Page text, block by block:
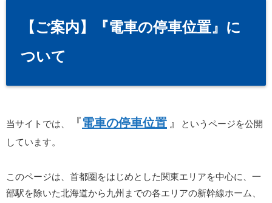
【ご案内】『電車の停車位置』に
ついて
当サイトでは、 『電車の停車位置 』
というページを公開
しています。
このページは、首都圏をはじめとした関東エリアを中心に、一
部駅を除いた北海道から九州までの各エリアの新幹線ホーム、